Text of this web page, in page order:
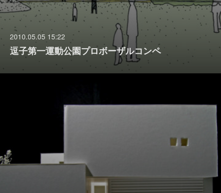
2010.05.05 15:22
逗子第一運動公園プロボーザルコンペ